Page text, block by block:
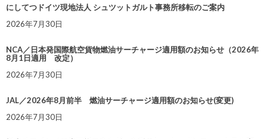
にしてつドイツ現地法人 シュツットガルト事務所移転のご案内
2026年7月30日
NCA／日本発国際航空貨物燃油サーチャージ適用額のお知らせ（2026年
8月1日適用 改定）
2026年7月30日
JAL／2026年8月前半 燃油サーチャージ適用額のお知らせ(変更)
2026年7月30日